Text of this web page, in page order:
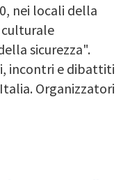
nei locali della
sicurezza".
incontri e dibattiti
Organizzatori